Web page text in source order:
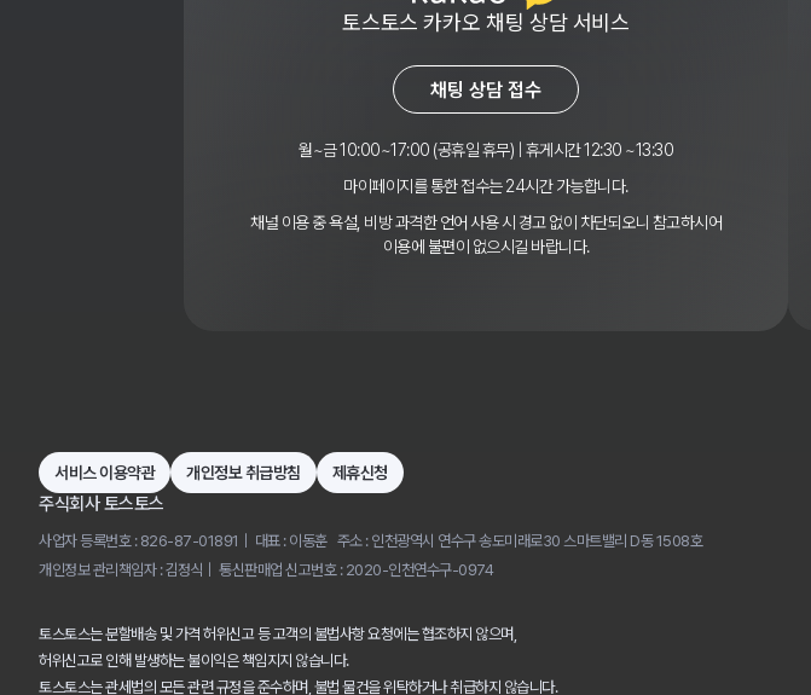
토스토스 카카오 채팅 상담 서비스
채팅 상담 접수
월~금 10:00~17:00 (공휴일 휴무) | 휴게시간 12:30 ~13:30
마이페이지를 통한 접수는 24시간 가능합니다.
채널 이용 중 욕설, 비방 과격한 언어 사용 시 경고 없이 차단되오니 참고하시어
이용에 불편이 없으시길 바랍니다.
서비스 이용약관 개인정보 취급방침 제휴신청
주식회사 토스토스
사업자 등록번호 : 826-87-01891 대표 : 이동훈 주소 : 인천광역시 연수구 송도미래로30 스마트밸리 D동 1508호
개인정보 관리책임자 : 김정식
통신판매업 신고번호 : 2020-인천연수구-0974
토스토스는 분할배송 및 가격 허위신고 등 고객의 불법사항 요청에는 협조하지 않으며,
허위신고로 인해 발생하는 불이익은 책임지지 않습니다.
토스토스는 관세법의 모든 관련 규정을 준수하며, 불법 물건을 위탁하거나 취급하지 않습니다.